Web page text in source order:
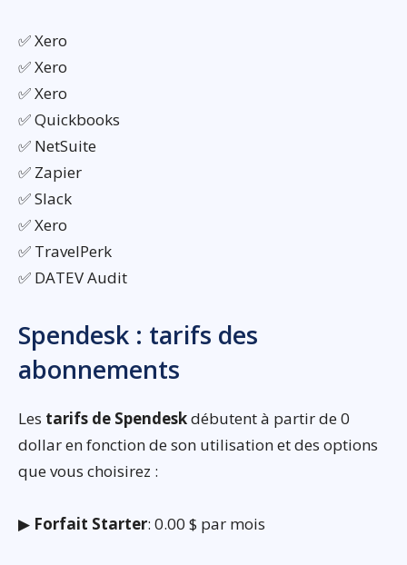
✅ Xero
✅ Xero
✅ Xero
✅ Quickbooks
✅ NetSuite
✅ Zapier
✅ Slack
✅ Xero
✅ TravelPerk
✅ DATEV Audit
Spendesk : tarifs des
abonnements
Les tarifs de Spendeskdébutent à partir de 0
dollar en fonction de son utilisation et des options
que vous choisirez :
▶ Forfait Starter: 0.00 $ par mois